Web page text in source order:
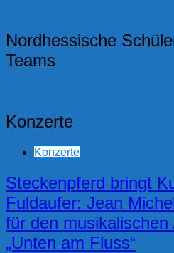
Nordhessische
Teams
Konzerte
Konzerte
Steckenpferd bringt
Fuldaufer: Jean
für den musikalischen
„Unten am Fluss“